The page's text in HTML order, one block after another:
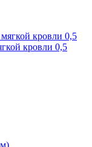
кровли 0,5